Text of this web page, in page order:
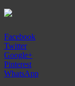
Facebook
Twitter
Google+
Pinterest
WhatsApp